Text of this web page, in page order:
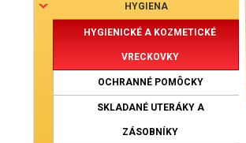
HYGIENA
HYGIENICKÉ A KOZMETICKÉ
VRECKOVKY
OCHRANNÉ POMÔCKY
SKLADANÉ UTERÁKY A
ZÁSOBNÍKY